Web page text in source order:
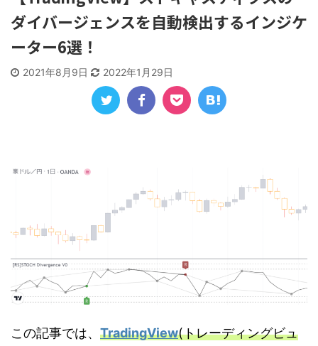
を表
ど
ャー
シグナル 上位足MFI MFIボリンジャー
MFI 平滑化MFI １．マネーフローイン
デックス このインジケーターは、MFI
加重
ダイバージェンスを自動検出するインジケ
ーター6選！
2021年8月9日 2022年1月29日
この記事では、 TradingView(トレーディングビュ